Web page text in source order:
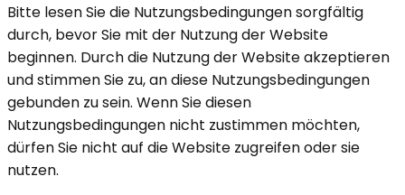
Bitte lesen Sie die Nutzungsbedingungen sorgfältig
durch, bevor Sie mit der Nutzung der Website
beginnen. Durch die Nutzung der Website akzeptieren
und stimmen Sie zu, an diese Nutzungsbedingungen
gebunden zu sein. Wenn Sie diesen
Nutzungsbedingungen nicht zustimmen möchten,
dürfen Sie nicht auf die Website zugreifen oder sie
nutzen.